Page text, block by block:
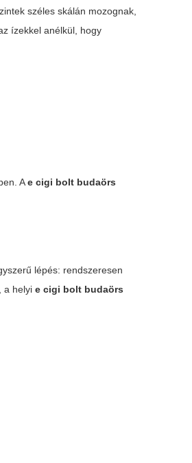
széles skálán mozognak,
ízekkel anélkül, hogy
Ae cigi bolt budaörs
lépés: rendszeresen
a helyie cigi bolt budaörs